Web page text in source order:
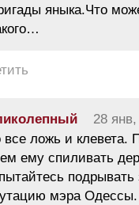
яныка.Что
28
все ложь и клевета.
ему спиливать
мэра Одессы.